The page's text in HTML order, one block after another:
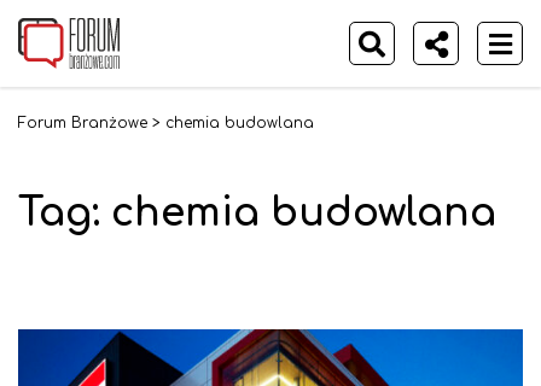
Forum Branżowe > chemia budowlana
Tag: chemia budowlana